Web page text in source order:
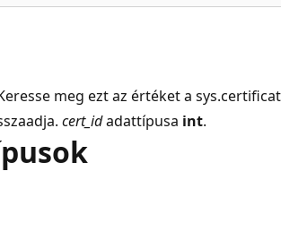
meg ezt az értéket a
cert_idadattípusa int.